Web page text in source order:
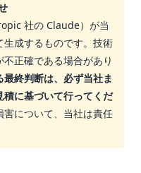
社の Claude）が当
成するものです。技術
正確である場合があり
終判断は、必ず当社ま
に基づいて行ってくだ
について、当社は責任